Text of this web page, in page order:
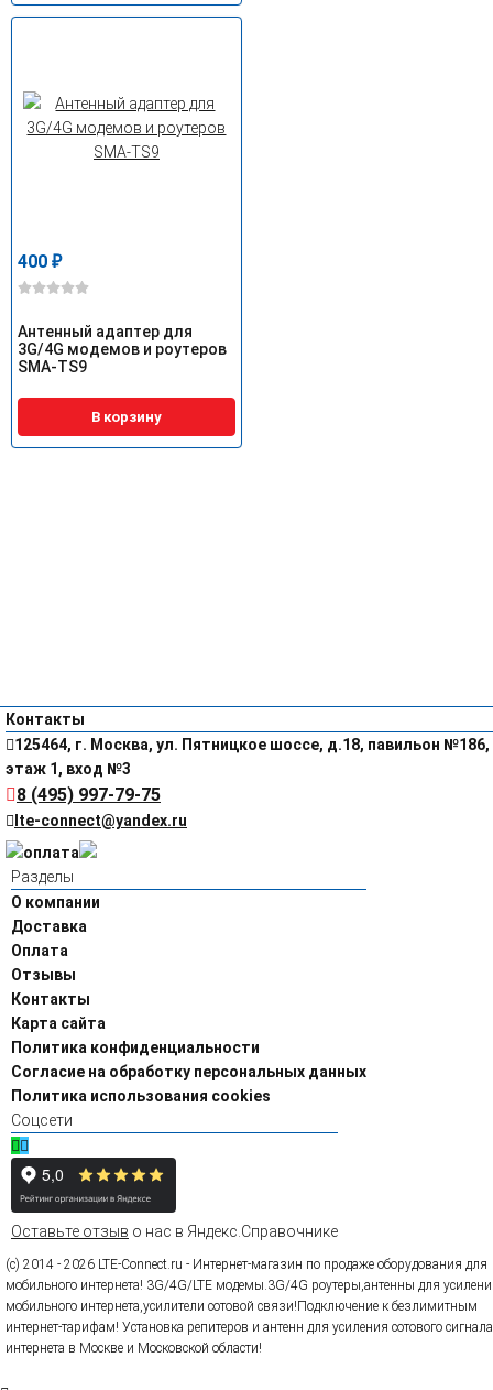
400 ₽
Антенный адаптер для
3G/4G модемов и роутеров
SMA-TS9
В корзину
Контакты
125464, г. Москва, ул. Пятницкое шоссе, д.18, павильон №186,
этаж 1, вход №3
8 (495) 997-79-75
lte-connect@yandex.ru
Разделы
О компании
Доставка
Оплата
Отзывы
Контакты
Карта сайта
Политика конфиденциальности
Согласие на обработку персональных данных
Политика использования cookies
Соцсети
Оставьте отзыв о нас в Яндекс.Справочнике
(c) 2014 - 2026 LTE-Connect.ru - Интернет-магазин по продаже оборудования для
мобильного интернета! 3G/4G/LTE модемы.3G/4G роутеры,антенны для
мобильного интернета,усилители сотовой связи!Подключение к безлимитным
интернет-тарифам! Установка репитеров и антенн для усиления сотового
интернета в Москве и Московской области!